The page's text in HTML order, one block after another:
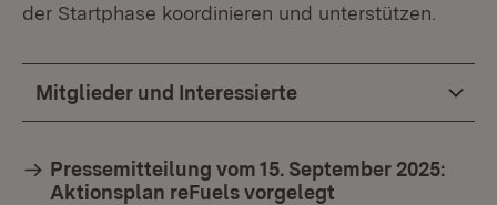
der Startphase koordinieren und unterstützen.
Mitglieder und Interessierte
Pressemitteilung vom 15. September 2025:
Aktionsplan reFuels vorgelegt